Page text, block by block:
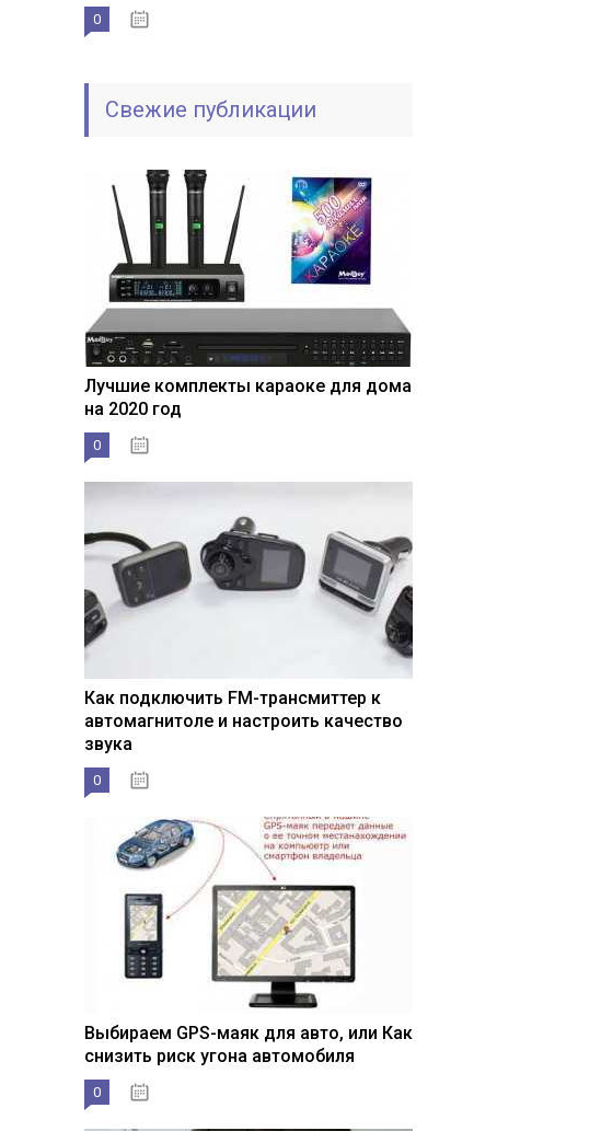
0
Свежие публикации
Лучшие комплекты караоке для дома
на 2020 год
0
Как подключить FM-трансмиттер к
автомагнитоле и настроить качество
звука
0
Выбираем GPS-маяк для авто, или Как
снизить риск угона автомобиля
0